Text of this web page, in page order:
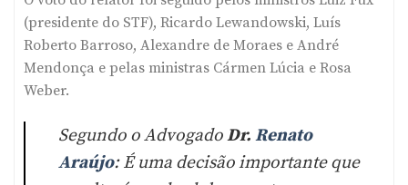
(presidente do STF), Ricardo Lewandowski, Luís
Roberto Barroso, Alexandre de Moraes e André
Mendonça e pelas ministras Cármen Lúcia e Rosa
Weber.
Segundo o AdvogadoDr. Renato
Araújo: É uma decisão importante que